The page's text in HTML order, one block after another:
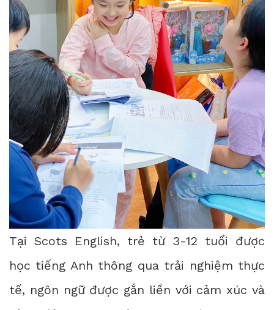
Tại Scots English, trẻ từ 3-12 tuổi được
học tiếng Anh thông qua trải nghiệm thực
tế, ngôn ngữ được gắn liền với cảm xúc và